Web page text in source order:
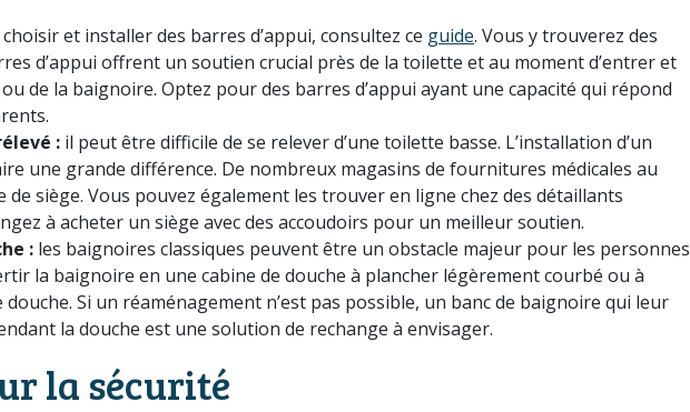
et installer des barres d’appui, consultez ce guide. Vous y trouverez des
d’appui offrent un soutien crucial près de la toilette et au moment d’entrer et
de la baignoire. Optez pour des barres d’appui ayant une capacité qui répond
: il peut être difficile de se relever d’une toilette basse. L’installation d’un
une grande différence. De nombreux magasins de fournitures médicales au
de siège. Vous pouvez également les trouver en ligne chez des détaillants
à acheter un siège avec des accoudoirs pour un meilleur soutien.
: les baignoires classiques peuvent être un obstacle majeur pour les personnes
la baignoire en une cabine de douche à plancher légèrement courbé ou à
Si un réaménagement n’est pas possible, un banc de baignoire qui leur
la douche est une solution de rechange à envisager.
la sécurité